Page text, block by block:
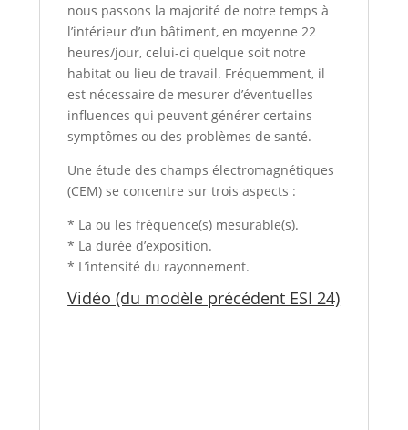
nous passons la majorité de notre temps à
l’intérieur d’un bâtiment, en moyenne 22
heures/jour, celui-ci quelque soit notre
habitat ou lieu de travail. Fréquemment, il
est nécessaire de mesurer d’éventuelles
influences qui peuvent générer certains
symptômes ou des problèmes de santé.
Une étude des champs électromagnétiques
(CEM) se concentre sur trois aspects :
* La ou les fréquence(s) mesurable(s).
* La durée d’exposition.
* L’intensité du rayonnement.
Vidéo (du modèle précédent ESI 24)